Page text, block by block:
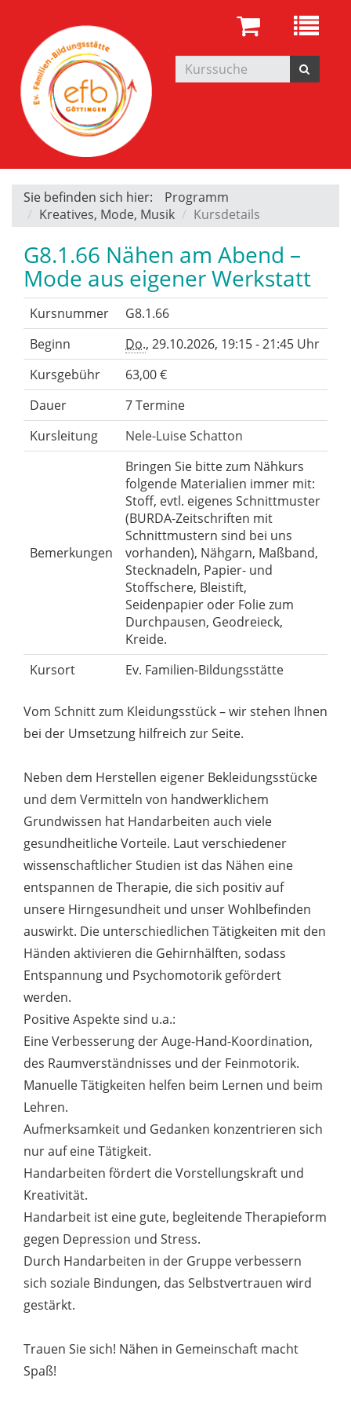
Sie befinden sich hier:
Programm
Kreatives, Mode, Musik
Kursdetails
G8.1.66 Nähen am Abend –
Mode aus eigener Werkstatt
Kursnummer
G8.1.66
Beginn
Do., 29.10.2026, 19:15 - 21:45 Uhr
Kursgebühr
63,00 €
Dauer
7 Termine
Kursleitung
Nele-Luise Schatton
Bemerkungen
Bringen Sie bitte zum Nähkurs
folgende Materialien immer mit:
Stoff, evtl. eigenes Schnittmuster
(BURDA-Zeitschriften mit
Schnittmustern sind bei uns
vorhanden), Nähgarn, Maßband,
Stecknadeln, Papier- und
Stoffschere, Bleistift,
Seidenpapier oder Folie zum
Durchpausen, Geodreieck,
Kreide.
Kursort
Ev. Familien-Bildungsstätte
Vom Schnitt zum Kleidungsstück – wir stehen Ihnen
bei der Umsetzung hilfreich zur Seite.
Neben dem Herstellen eigener Bekleidungsstücke
und dem Vermitteln von handwerklichem
Grundwissen hat Handarbeiten auch viele
gesundheitliche Vorteile. Laut verschiedener
wissenschaftlicher Studien ist das Nähen eine
entspannen de Therapie, die sich positiv auf
unsere Hirngesundheit und unser Wohlbefinden
auswirkt. Die unterschiedlichen Tätigkeiten mit den
Händen aktivieren die Gehirnhälften, sodass
Entspannung und Psychomotorik gefördert
werden.
Positive Aspekte sind u.a.:
Eine Verbesserung der Auge-Hand-Koordination,
des Raumverständnisses und der Feinmotorik.
Manuelle Tätigkeiten helfen beim Lernen und beim
Lehren.
Aufmerksamkeit und Gedanken konzentrieren sich
nur auf eine Tätigkeit.
Handarbeiten fördert die Vorstellungskraft und
Kreativität.
Handarbeit ist eine gute, begleitende Therapieform
gegen Depression und Stress.
Durch Handarbeiten in der Gruppe verbessern
sich soziale Bindungen, das Selbstvertrauen wird
gestärkt.
Trauen Sie sich! Nähen in Gemeinschaft macht
Spaß!